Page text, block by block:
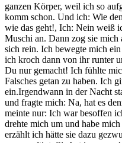
ganzen Körper, weil ich so
komm schon. Und ich: Wie
wie das geht!, Ich: Nein weiß
Muschi an. Dann zog sie
sich rein. Ich bewegte mich
ich kroch dann von ihr runter
Du nur gemacht! Ich fühlte
Falsches getan zu haben. Ich
ein.Irgendwann in der Nacht
und fragte mich: Na, hat es
meinte nur: Ich war besoffen
drehte mich um und habe
erzählt ich hätte sie dazu